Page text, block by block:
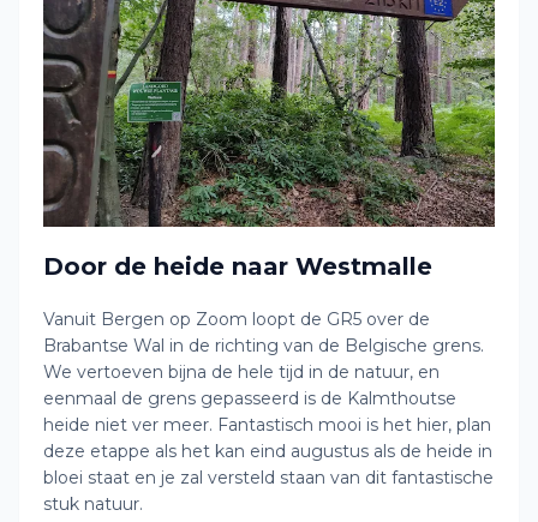
Door de heide naar Westmalle
Vanuit Bergen op Zoom loopt de GR5 over de
Brabantse Wal in de richting van de Belgische grens.
We vertoeven bijna de hele tijd in de natuur, en
eenmaal de grens gepasseerd is de Kalmthoutse
heide niet ver meer. Fantastisch mooi is het hier, plan
deze etappe als het kan eind augustus als de heide in
bloei staat en je zal versteld staan van dit fantastische
stuk natuur.